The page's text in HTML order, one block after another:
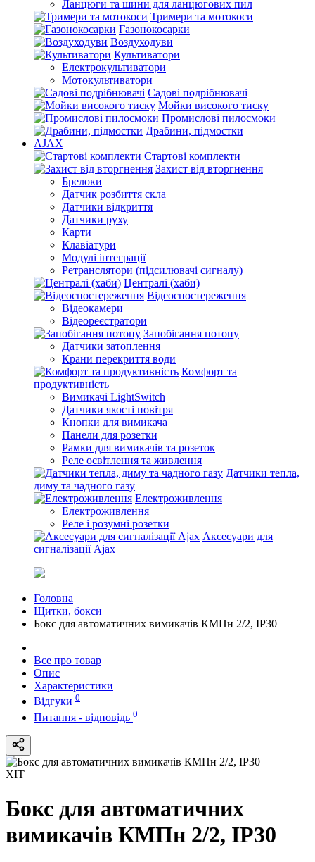
Ланцюги та шини для ланцюгових пил
Тримери та мотокоси
Газонокосарки
Воздуходуви
Культиватори
Електрокультиватори
Мотокультиватори
Садові подрібнювачі
Мойки високого тиску
Промислові пилосмоки
Драбини, підмостки
AJAX
Стартові комплекти
Захист від вторгнення
Брелоки
Датчик розбиття скла
Датчики відкриття
Датчики руху
Карти
Клавіатури
Модулі інтеграції
Ретранслятори (підсилювачі сигналу)
Централі (хаби)
Відеоспостереження
Відеокамери
Відеореєстратори
Запобігання потопу
Датчики затоплення
Крани перекриття води
Комфорт та
продуктивність
Вимикачі LightSwitch
Датчики якості повітря
Кнопки для вимикача
Панели для розетки
Рамки для вимикачів та розеток
Реле освітлення та живлення
Датчики тепла,
диму та чадного газу
Електроживлення
Електроживлення
Реле і розумні розетки
Аксесуари для
сигналізації Ajax
Головна
Щитки, бокси
Бокс для автоматичних вимикачів КМПн 2/2, IP30
Все про товар
Опис
Характеристики
Відгуки 0
Питання - відповідь 0
ХІТ
Бокс для автоматичних
вимикачів КМПн 2/2, IP30